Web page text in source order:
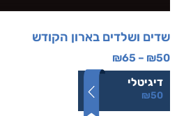
שדים ושלדים בארון הקודש
₪50
–
₪65
דיגיטלי
₪50